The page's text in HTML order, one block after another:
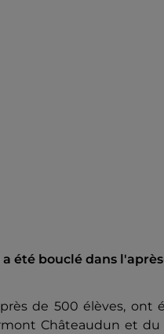
été bouclé dans
de 500 élèves, ont
Châteaudun et